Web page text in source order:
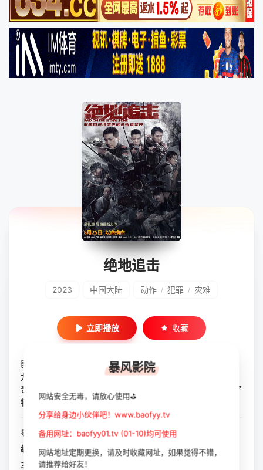
绝地追击
2023 中国大陆 动作 / 犯罪 / 灾难
立即播放 收藏
影片根据真实案件改编，首度揭秘边境最大势力的武装毒贩，
九十年代末我国西南边境，“8077”边防武警特战队在一次剿
毒任务中，先后遭遇山洪灾难和毒贩的算计，死伤惨重。为了
牺牲的兄弟，“8077”幸存战士誓...
导演： 邱礼涛
编剧： 庞晓
主演： 阿如那 / 钱波
暴风影院
网站安全无毒，请放心使用⛳
分享给身边小伙伴吧！www.baofyy.tv
备用网址：baofyy01.tv (01-10)均可使用
网站地址定期更换，请及时收藏网址，如果觉得不错，
请推荐给好友！